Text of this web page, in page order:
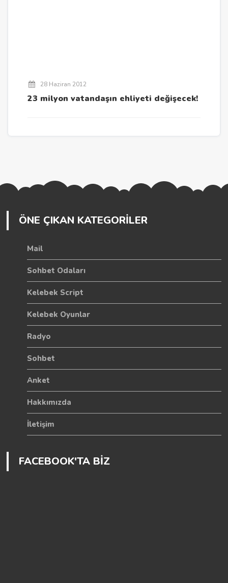
28 Haziran 2012
23 milyon vatandaşın ehliyeti değişecek!
ÖNE ÇIKAN KATEGORİLER
Mail
Sohbet Odaları
Kelebek Script
Kelebek Oyunlar
Radyo
Sohbet
Anket
Hakkımızda
İletişim
FACEBOOK'TA BİZ